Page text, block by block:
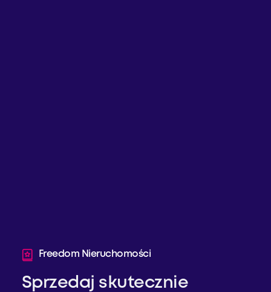
Freedom Nieruchomości
Sprzedaj skutecznie